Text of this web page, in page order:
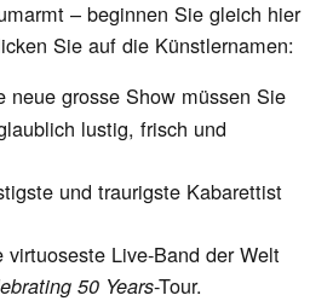
– beginnen Sie gleich hier
Sie auf die Künstlernamen:
neue grosse Show müssen Sie
lustig, frisch und
und traurigste Kabarettist
virtuoseste Live-Band der Welt
50 Years-Tour.